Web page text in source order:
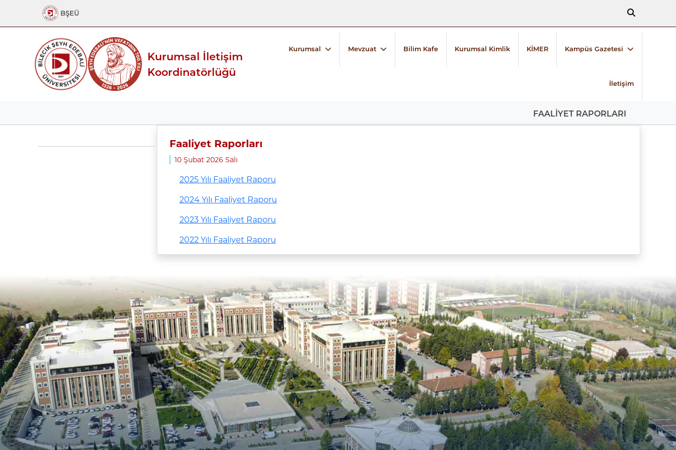
BŞEÜ
Kurumsal İletişim
Koordinatörlüğü
Kurumsal Mevzuat Bilim Kafe Kurumsal Kimlik KİMER Kampüs Gazetesi
İletişim
FAALİYET RAPORLARI
Faaliyet Raporları
10 Şubat 2026 Salı
2025 Yılı Faaliyet Raporu
2024 Yılı Faaliyet Raporu
2023 Yılı Faaliyet Raporu
2022 Yılı Faaliyet Raporu